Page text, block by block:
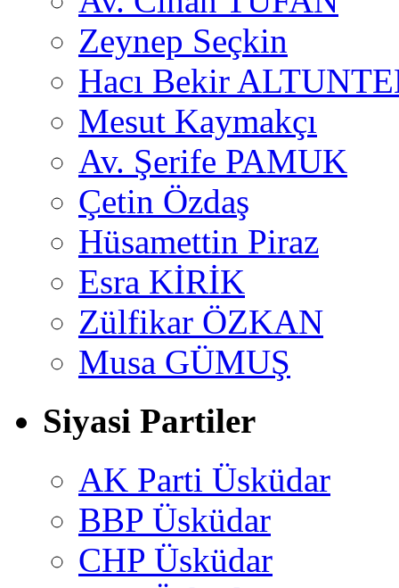
Zeynep Seçkin
Hacı Bekir
Mesut Kaymakçı
Av. Şerife PAMUK
Çetin Özdaş
Hüsamettin Piraz
Esra KİRİK
Zülfikar ÖZKAN
Musa GÜMUŞ
Siyasi Partiler
AK Parti Üsküdar
BBP Üsküdar
CHP Üsküdar